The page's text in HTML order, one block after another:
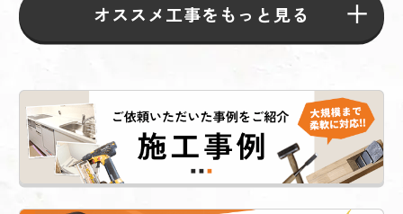
オススメ工事をもっと見る